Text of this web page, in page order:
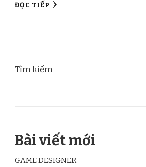
ĐỌC TIẾP
Tìm kiếm
Bài viết mới
GAME DESIGNER